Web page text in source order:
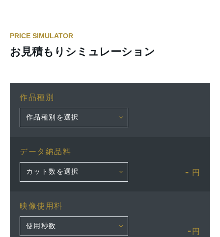
PRICE SIMULATOR
お見積もりシミュレーション
作品種別
データ納品料
- 円
映像使用料
- 円